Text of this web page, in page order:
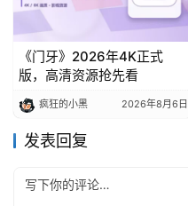
《门牙》2026年4K正式
版，高清资源抢先看
疯狂的小黑 2026年8月6日
发表回复